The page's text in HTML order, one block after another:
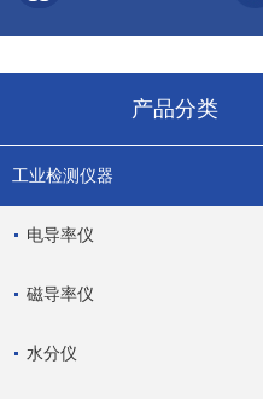
产品分类
工业检测仪器
电导率仪
磁导率仪
水分仪